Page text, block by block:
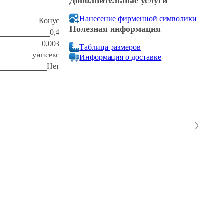
Конус
0,4
0,003
унисекс
Нет
Нанесение фирменной символики
Полезная информация
Таблица размеров
Информация о доставке